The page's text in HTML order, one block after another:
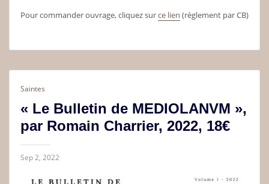
Pour commander ouvrage, cliquez surce lien (règlement par CB)
Saintes
« Le Bulletin de MEDIOLANVM »,
par Romain Charrier, 2022, 18€
Sep 2, 2022